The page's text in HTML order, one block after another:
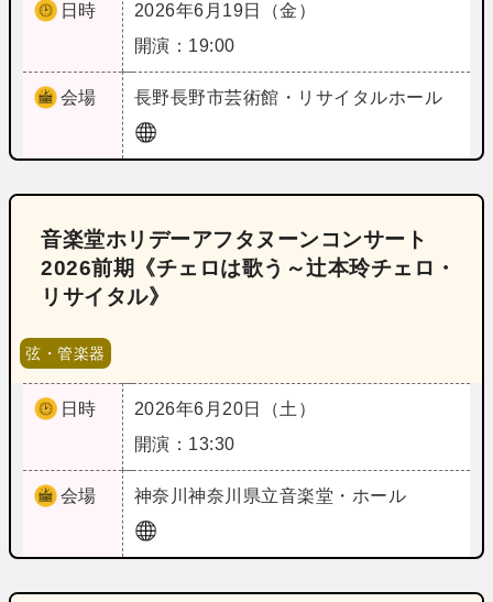
日時
2026年6月19日（金）
開演：19:00
会場 長野長野市芸術館・リサイタルホール
音楽堂ホリデーアフタヌーンコンサート
2026前期《チェロは歌う～辻本玲チェロ・
リサイタル》
弦・管楽器
日時
2026年6月20日（土）
開演：13:30
会場 神奈川神奈川県立音楽堂・ホール